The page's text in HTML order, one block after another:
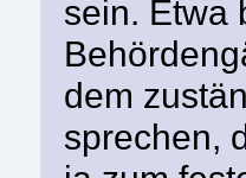
sein. Etwa
dem
sprechen,